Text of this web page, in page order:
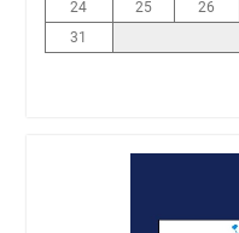
24 25 26
31